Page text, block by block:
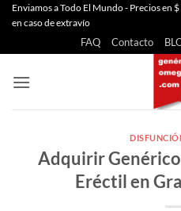
Saltar
Enviamos a Todo El Mundo - Precios en
en caso de extravío
FAQ Contacto
Adquirir
Eréctil en